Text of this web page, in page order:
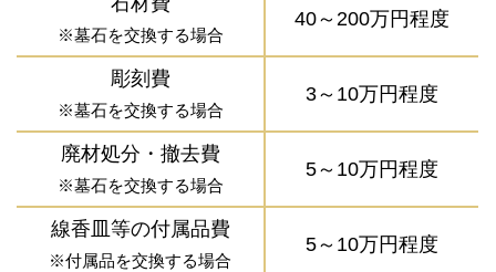
※墓石を交換する場合
40～200万円程度
彫刻費
※墓石を交換する場合
3～10万円程度
廃材処分・撤去費
※墓石を交換する場合
5～10万円程度
線香皿等の付属品費
※付属品を交換する場合
5～10万円程度